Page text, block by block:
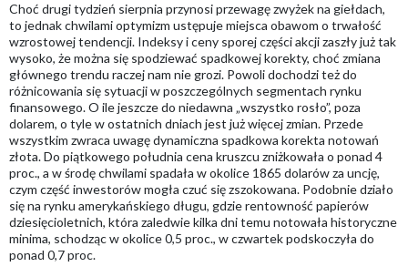
Choć drugi tydzień sierpnia przynosi przewagę zwyżek na giełdach,
to jednak chwilami optymizm ustępuje miejsca obawom o trwałość
wzrostowej tendencji. Indeksy i ceny sporej części akcji zaszły już tak
wysoko, że można się spodziewać spadkowej korekty, choć zmiana
głównego trendu raczej nam nie grozi. Powoli dochodzi też do
różnicowania się sytuacji w poszczególnych segmentach rynku
finansowego. O ile jeszcze do niedawna „wszystko rosło”, poza
dolarem, o tyle w ostatnich dniach jest już więcej zmian. Przede
wszystkim zwraca uwagę dynamiczna spadkowa korekta notowań
złota. Do piątkowego południa cena kruszcu zniżkowała o ponad 4
proc., a w środę chwilami spadała w okolice 1865 dolarów za uncję,
czym część inwestorów mogła czuć się zszokowana. Podobnie działo
się na rynku amerykańskiego długu, gdzie rentowność papierów
dziesięcioletnich, która zaledwie kilka dni temu notowała historyczne
minima, schodząc w okolice 0,5 proc., w czwartek podskoczyła do
ponad 0,7 proc.